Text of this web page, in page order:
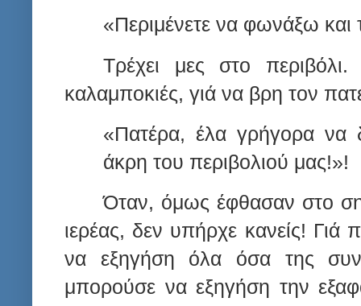
«Περιμένετε να φωνάξω
Τρέχει μες στο
καλαμποκιές, γιά να βρη τον
«Πατέρα, έλα γρήγορα να
άκρη του περιβολιού μας!»!
Όταν, όμως έφθασαν στο
ιερέας, δεν υπήρχε κανείς!
να εξηγήση όλα όσα της
μπορούσε να εξηγήση την